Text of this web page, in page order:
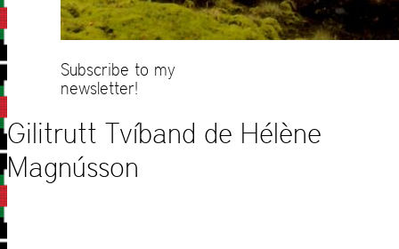
Subscribe to my
newsletter!
Gilitrutt Tvíband de Hélène
Magnússon